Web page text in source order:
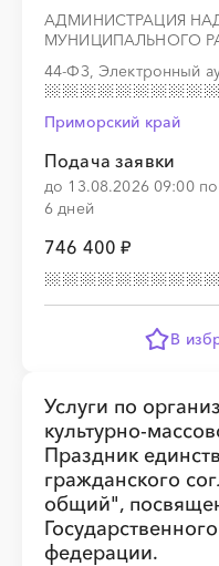
АДМИНИСТРАЦИЯ
МУНИЦИПАЛЬНОГО
44-ФЗ, Электронный
Приморский край
Подача заявки
до 13.08.2026 09:00
6 дней
746 400 ₽
В
Услуги по
культурно-
Праздник
гражданского
общий",
федерации.